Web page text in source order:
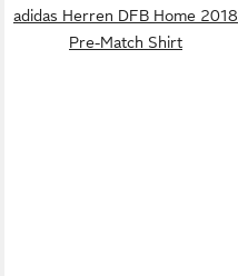
adidas Herren DFB Home 2018
Pre-Match Shirt